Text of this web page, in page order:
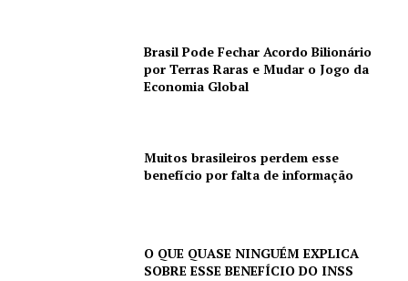
Brasil Pode Fechar Acordo Bilionário
por Terras Raras e Mudar o Jogo da
Economia Global
Muitos brasileiros perdem esse
benefício por falta de informação
O QUE QUASE NINGUÉM EXPLICA
SOBRE ESSE BENEFÍCIO DO INSS